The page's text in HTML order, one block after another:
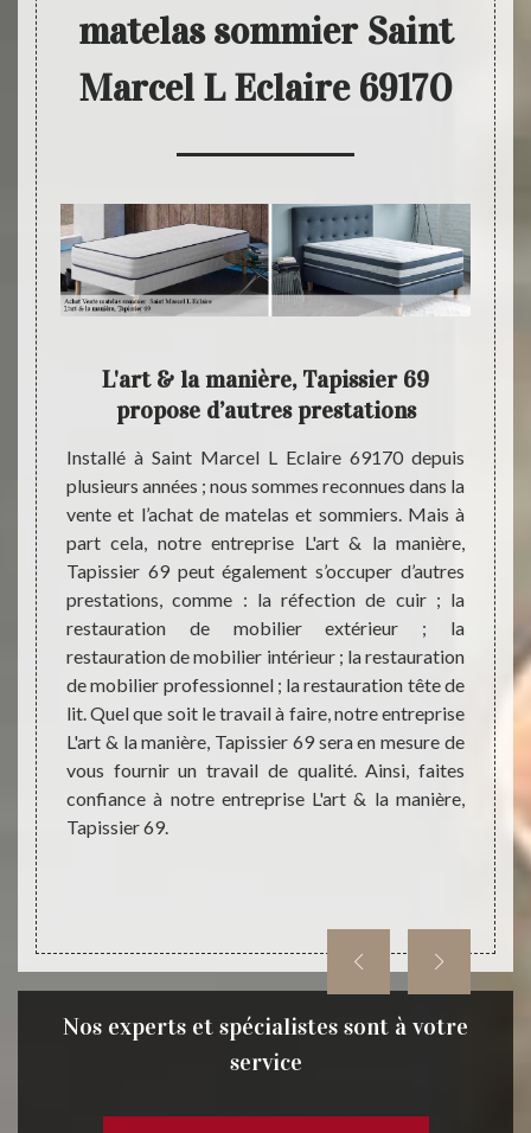
matelas sommier Saint
Marcel L Eclaire 69170
de
dans
& la
&
;
chez
L'art & la manière, Tapissier 69
propose d’autres prestations
Installé à Saint Marcel L Eclaire 69170 depuis
plusieurs années ; nous sommes reconnues dans la
vente et l’achat de matelas et sommiers. Mais à
part cela, notre entreprise L'art & la manière,
Tapissier 69 peut également s’occuper d’autres
prestations, comme : la réfection de cuir ; la
restauration de mobilier extérieur ; la
restauration de mobilier intérieur ; la restauration
de mobilier professionnel ; la restauration tête de
lit. Quel que soit le travail à faire, notre entreprise
L'art & la manière, Tapissier 69 sera en mesure de
vous fournir un travail de qualité. Ainsi, faites
confiance à notre entreprise L'art & la manière,
Tapissier 69.
L'art
que
prix
Nos experts et spécialistes sont à votre
service